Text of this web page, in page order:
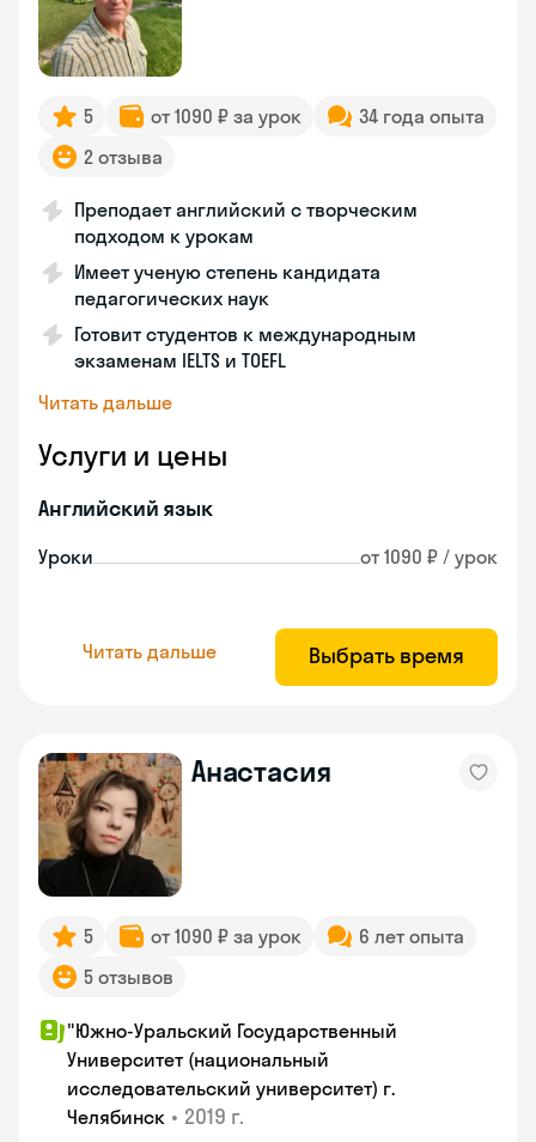
5 от 1090 ₽ за урок
34 года опыта
2 отзыва
Преподает английский с творческим
подходом к урокам
Имеет ученую степень кандидата
педагогических наук
Готовит студентов к международным
экзаменам IELTS и TOEFL
Читать дальше
Услуги и цены
Английский язык
Уроки от 1090 ₽ / урок
Читать дальше Выбрать время
Анастасия
5 от 1090 ₽ за урок
6 лет опыта
5 отзывов
"Южно-Уральский Государственный
Университет (национальный
исследовательский университет) г.
Челябинск • 2019 г.